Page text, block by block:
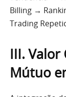
Billing →
Trading
III. Valor
Mútuo